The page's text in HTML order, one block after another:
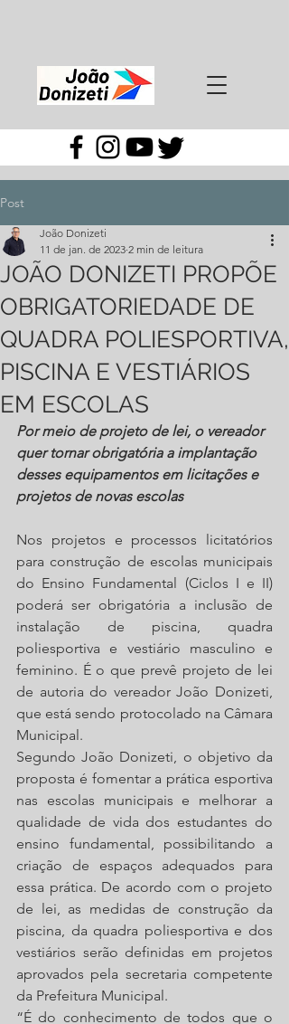
Post
JOÃO DONIZETI PROPÕE
OBRIGATORIEDADE DE
QUADRA POLIESPORTIVA,
PISCINA E VESTIÁRIOS
EM ESCOLAS
João Donizeti
11 de jan. de 2023 2 min de leitura
Por meio de projeto de lei, o vereador
quer tornar obrigatória a implantação
desses equipamentos em licitações e
projetos de novas escolas
Nos projetos e processos licitatórios
para construção de escolas municipais
do Ensino Fundamental (Ciclos I e II)
poderá ser obrigatória a inclusão de
instalação de piscina, quadra
poliesportiva e vestiário masculino e
feminino. É o que prevê projeto de lei
de autoria do vereador João Donizeti,
que está sendo protocolado na Câmara
Municipal.
Segundo João Donizeti, o objetivo da
proposta é fomentar a prática esportiva
nas escolas municipais e melhorar a
qualidade de vida dos estudantes do
ensino fundamental, possibilitando a
criação de espaços adequados para
essa prática. De acordo com o projeto
de lei, as medidas de construção da
piscina, da quadra poliesportiva e dos
vestiários serão definidas em projetos
aprovados pela secretaria competente
da Prefeitura Municipal.
“É do conhecimento de todos que o